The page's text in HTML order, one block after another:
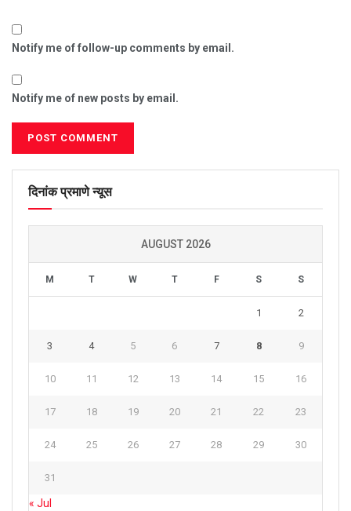
Notify me of follow-up comments by email.
Notify me of new posts by email.
दिनांक प्रमाणे न्यूस
AUGUST 2026
M T W T F S S
1 2
3 4 5 6 7 8 9
10 11 12 13 14 15 16
17 18 19 20 21 22 23
24 25 26 27 28 29 30
31
« Jul